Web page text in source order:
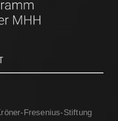
Fresenius-Stiftung